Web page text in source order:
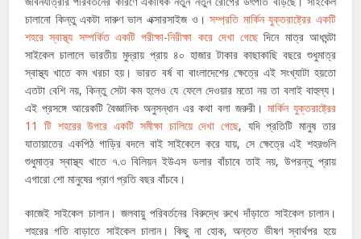
চালানো কিন্তু একটা দারুণ ভাল এক্সারসাইজ ও।সম্প্রতি মার্কিন যুক্তরাষ্ট্রের একটি
শহরে স্বাস্থ্য সম্পর্কিত একটি পরীক্ষা-নিরীক্ষা করে দেখা গেছে দিনে মাত্র আধঘন্টা
সাইকেল চালালে ভারতীয় মুদ্রায় প্রায় ৪০ হাজার টাকার কাছাকাছি বছরে শুধুমাত্র
স্বাস্থ্য খাতে কম খরচা হয়। ভারত বর্ষ বা বাংলাদেশের ক্ষেত্রে এই সংখ্যাটা হয়তো
এতটা বেশি নয়, কিন্তু সেটা কম হলেও যে ফেলে দেওয়ার মতো নয় তা বলাই বাহুল্য।
এই প্রসঙ্গে আরেকটি বৈজ্ঞানিক অনুসন্ধান এর কথা বলা জরুরী। মার্কিন যুক্তরাষ্ট্রের
11 টি শহরের উপরে একটি সমীক্ষা চালিয়ে দেখা গেছে, যদি প্রতিটি মানুষ তার
যাতায়াতের একপিঠ গাড়ির বদলে বাই সাইকেলে করে যায়, সে ক্ষেত্রে এই শহরগুলি
শুধুমাত্র স্বাস্থ্য খাতে ৭.৩ বিলিয়ন ইউএস ডলার বাঁচাবে তাই নয়, উপরন্তু প্রায়
এগারো শো মানুষের প্রাণ প্রতি বছর বাঁচবে।
কাজেই সাইকেল চালান। জলবায়ু পরিবর্তনের বিরুদ্ধে রুখে দাঁড়াতে সাইকেল চালান।
শহরের গতি বাড়াতে সাইকেল চালান। কিছু না হোক, অন্তত ভীষণ স্বার্থপর হয়ে